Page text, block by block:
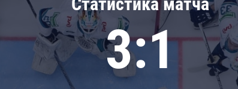
Дивизион Чернышева
Авангард
Адмирал
КХЛ 3:1